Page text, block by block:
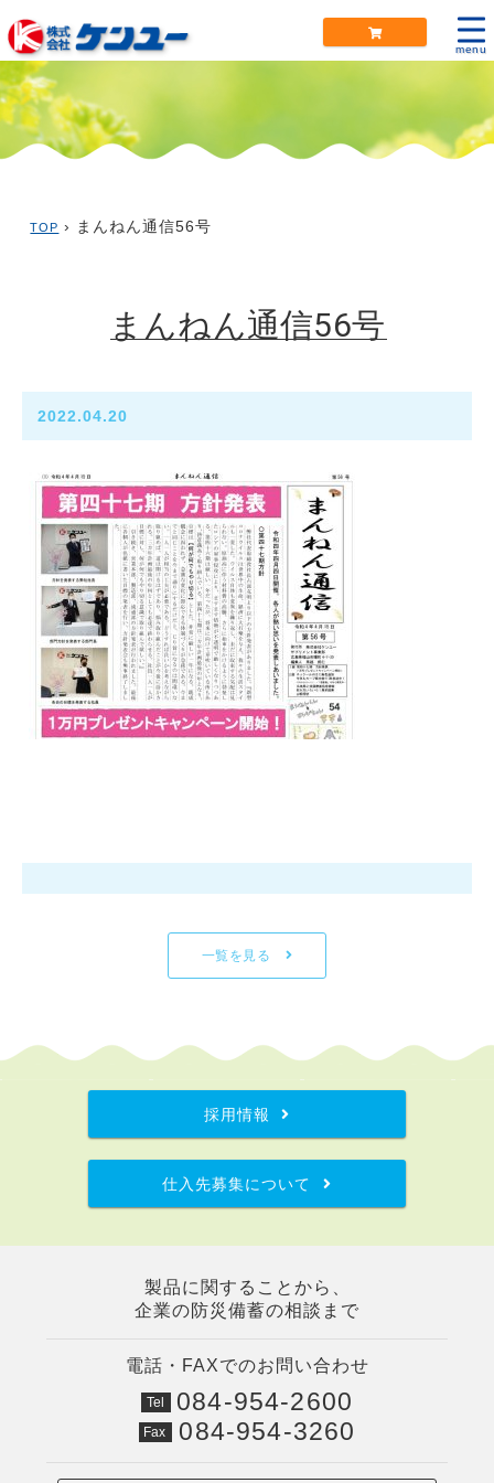
menu
TOP › まんねん通信56号
まんねん通信56号
2022.04.20
一覧を見る
採用情報
仕入先募集について
製品に関することから、
企業の防災備蓄の相談まで
電話・FAXでのお問い合わせ
Tel 084-954-2600
Fax 084-954-3260